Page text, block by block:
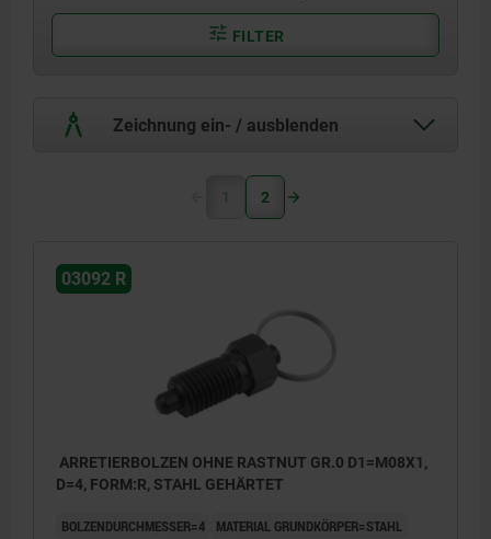
FILTER
Zeichnung ein- / ausblenden
1 2
03092 R
ARRETIERBOLZEN OHNE RASTNUT GR.0 D1=M08X1,
D=4, FORM:R, STAHL GEHÄRTET
BOLZENDURCHMESSER=4
MATERIAL GRUNDKÖRPER=STAHL